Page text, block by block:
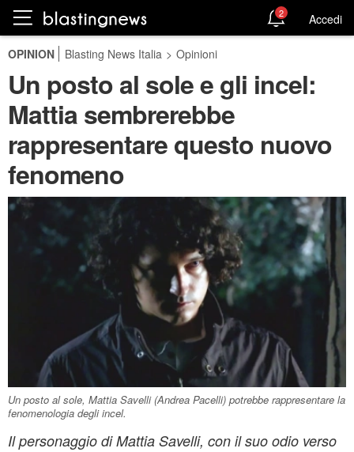
2 Accedi
OPINION Blasting News Italia > Opinioni
Un posto al sole e gli incel:
Mattia sembrerebbe
rappresentare questo nuovo
fenomeno
Un posto al sole, Mattia Savelli (Andrea Pacelli) potrebbe rappresentare la
fenomenologia degli incel.
Il personaggio di Mattia Savelli, con il suo odio verso